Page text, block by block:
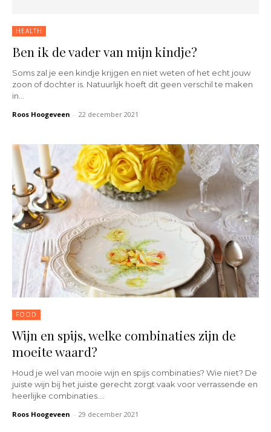
HEALTH
Ben ik de vader van mijn kindje?
Soms zal je een kindje krijgen en niet weten of het echt jouw
zoon of dochter is. Natuurlijk hoeft dit geen verschil te maken
in...
Roos Hoogeveen - 22 december 2021
FOOD
Wijn en spijs, welke combinaties zijn de
moeite waard?
Houd je wel van mooie wijn en spijs combinaties? Wie niet? De
juiste wijn bij het juiste gerecht zorgt vaak voor verrassende en
heerlijke combinaties....
Roos Hoogeveen - 29 december 2021